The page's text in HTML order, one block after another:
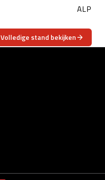
ALP
Volledige stand bekijken